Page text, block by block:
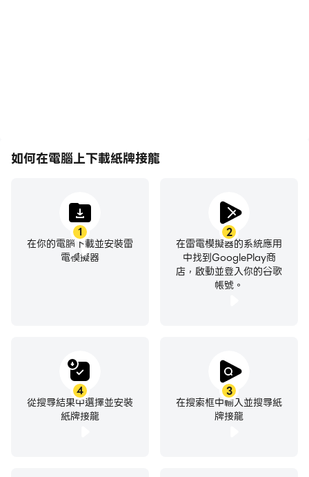
如何在電腦上下載紙牌接龍
1
在你的電腦下載並安裝雷
電模擬器
2
在雷電模擬器的系統應用
中找到GooglePlay商
店，啟動並登入你的谷歌
帳號。
3
在搜索框中輸入並搜尋紙
牌接龍
4
從搜尋結果中選擇並安裝
紙牌接龍